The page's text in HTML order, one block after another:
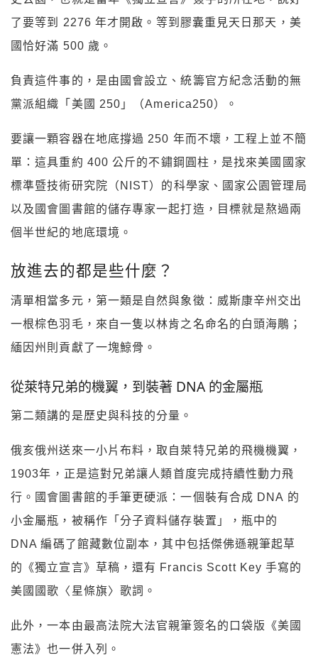
了要等到 2276 年才開啟。等到膠囊重見天日那天，美
國恰好滿 500 歲。
負責這件事的，是由國會設立、統籌官方紀念活動的無
黨派組織「美國 250」（America250）。
要讓一顆容器在地底撐過 250 年而不壞，工程上並不簡
單：這具重約 400 公斤的不鏽鋼圓柱，是找來美國國家
標準暨技術研究院（NIST）的科學家、國家公園管理局
以及國會圖書館的儲存專家一起打造，目標就是熬過兩
個半世紀的地底環境。
放進去的都是些什麼？
清單相當多元，第一類是自然與象徵：威斯康辛州交出
一根棕色羽毛，來自一隻以林肯之名命名的白頭海鵰；
緬因州則貢獻了一塊鯨骨。
從萊特兄弟的機翼，到裝著 DNA 的金屬瓶
第二類講的是歷史與科技的分量。
俄亥俄州送來一小片布料，取自萊特兄弟的飛機機翼，
1903年，正是這對兄弟讓人類首度完成持續性動力飛
行。國會圖書館的手筆更硬派：一個裝有合成 DNA 的
小金屬瓶，被稱作「分子資料儲存裝置」，瓶中的
DNA 編碼了館藏數位副本，其中包括傑佛遜親筆起草
的《獨立宣言》草稿，還有 Francis Scott Key 手寫的
美國國歌〈星條旗〉歌詞。
此外，一本由最高法院大法官親筆簽名的口袋版《美國
憲法》也一併入列。